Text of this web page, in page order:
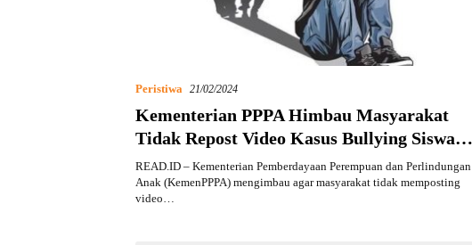
Peristiwa 21/02/2024
Kementerian PPPA Himbau Masyarakat
Tidak Repost Video Kasus Bullying Siswa
Binus School Serpong
READ.ID – Kementerian Pemberdayaan Perempuan dan Perlindungan
Anak (KemenPPPA) mengimbau agar masyarakat tidak memposting
video…